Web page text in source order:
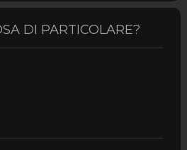
DI PARTICOLARE?